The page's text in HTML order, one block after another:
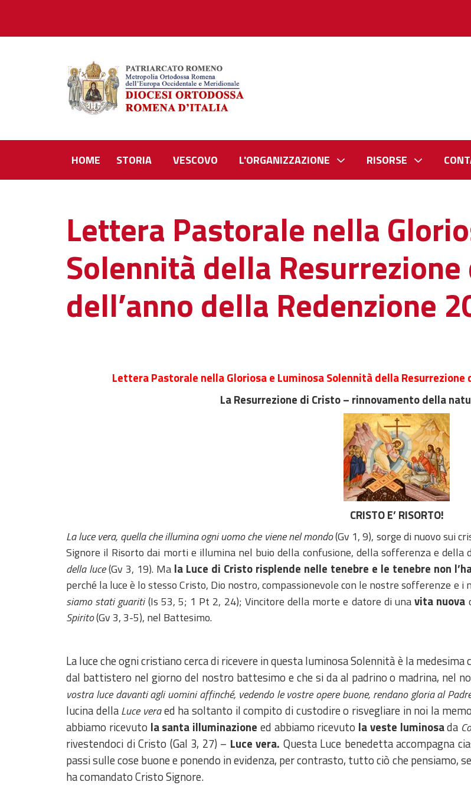
HOME STORIA VESCOVO L'ORGANIZZAZIONE RISORSE
Lettera Pastorale nella
Solennità della
dell’anno della Redenzione
Lettera Pastorale nella Gloriosa e Luminosa Solennità della Resurrezione
La Resurrezione di Cristo – rinnovamento della
CRISTO E’ RISORTO!
La luce vera, quella che illumina ogni uomo che viene nel mondo(Gv 1, 9), sorge di nuovo sui
Signore il Risorto dai morti e illumina nel buio della confusione, della sofferenza e della
della luce(Gv 3, 19). Ma la Luce di Cristo risplende nelle tenebre e le tenebre non
perché la luce è lo stesso Cristo, Dio nostro, compassionevole con le nostre sofferenze e i
siamo stati guariti(Is 53, 5; 1 Pt 2, 24); Vincitore della morte e datore di unavita nuova
Spirito(Gv 3, 3-5), nel Battesimo.
La luce che ogni cristiano cerca di ricevere in questa luminosa Solennità è la
dal battistero nel giorno del nostro battesimo e che si da al padrino o madrina, nel
vostra luce davanti agli uomini affinché, vedendo le vostre opere buone, rendano gloria al
lucina dellaLuce veraed ha soltanto il compito di custodire o risvegliare in noi la
abbiamo ricevuto la santa illuminazione ed abbiamo ricevuto la veste luminosada
rivestendoci di Cristo (Gal 3, 27) – Luce vera. Questa Luce benedetta accompagna
passi sulle cose buone e ponendo in evidenza, per contrasto, tutto ciò che pensiamo,
ha comandato Cristo Signore.